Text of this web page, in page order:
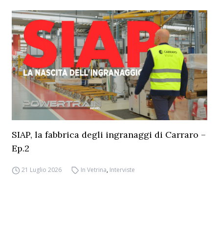
SIAP, la fabbrica degli ingranaggi di Carraro –
Ep.2
21 Luglio 2026 In Vetrina, Interviste